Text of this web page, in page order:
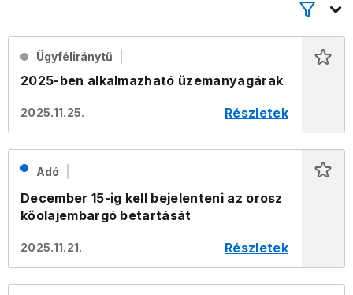
Ügyféliránytű
2025-ben alkalmazható üzemanyagárak
2025.11.25. Részletek
Adó
December 15-ig kell bejelenteni az orosz
kőolajembargó betartását
2025.11.21. Részletek